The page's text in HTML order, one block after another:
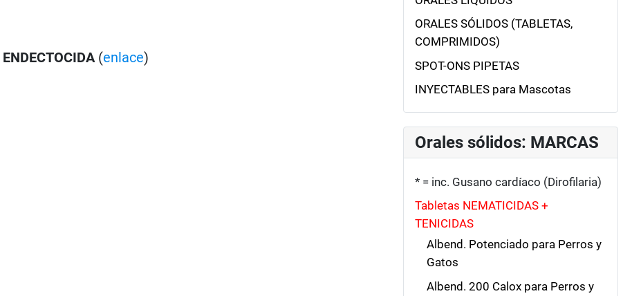
ENDECTOCIDA (enlace)
ORALES SÓLIDOS (TABLETAS,
COMPRIMIDOS)
SPOT-ONS PIPETAS
INYECTABLES para Mascotas
Orales sólidos: MARCAS
* = inc. Gusano cardíaco (Dirofilaria)
Tabletas NEMATICIDAS +
TENICIDAS
Albend. Potenciado para Perros y
Gatos
Albend. 200 Calox para Perros y